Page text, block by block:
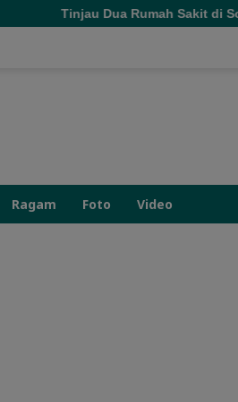
Tinjau Dua Rumah Sakit di
Ragam Foto Video